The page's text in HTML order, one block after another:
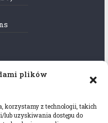
plików
korzystamy z technologii, takich
lub uzyskiwania dostępu do